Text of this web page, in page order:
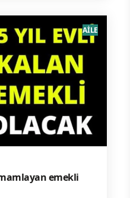
emekli
AİLE